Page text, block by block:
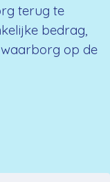
terug te
bedrag,
op de